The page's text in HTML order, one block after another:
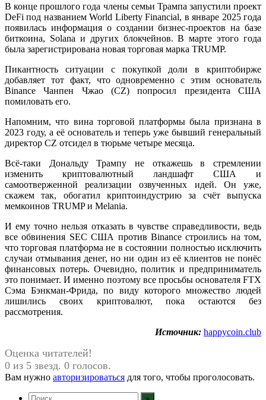
В конце прошлого года члены семьи Трампа запустили проект
DeFi под названием World Liberty Financial, в январе 2025 года
появилась информация о создании бизнес-проектов на базе
биткоина, Solana и других блокчейнов. В марте этого года
была зарегистрирована новая торговая марка TRUMP.
Пикантность ситуации с покупкой доли в криптобирже
добавляет тот факт, что одновременно с этим основатель
Binance Чанпен Чжао (CZ) попросил президента США
помиловать его.
Напомним, что вина торговой платформы была признана в
2023 году, а её основатель и теперь уже бывший генеральный
директор CZ отсидел в тюрьме четыре месяца.
Всё-таки Дональду Трампу не откажешь в стремлении
изменить криптовалютный ландшафт США и
самоотверженной реализации озвученных идей. Он уже,
скажем так, обогатил криптоиндустрию за счёт выпуска
мемкоинов TRUMP и Melania.
И ему точно нельзя отказать в чувстве справедливости, ведь
все обвинения SEC США против Binance строились на том,
что торговая платформа не в состоянии полностью исключить
случаи отмывания денег, но ни один из её клиентов не понёс
финансовых потерь. Очевидно, политик и предприниматель
это понимает. И именно поэтому все просьбы основателя FTX
Сэма Бэнкман-Фрида, по виду которого множество людей
лишились своих криптовалют, пока остаются без
рассмотрения.
Источник: happycoin.club
Оценка читателей!
0 из 5 звезд. 0 голосов.
Вам нужно авторизироваться для того, чтобы проголосовать.